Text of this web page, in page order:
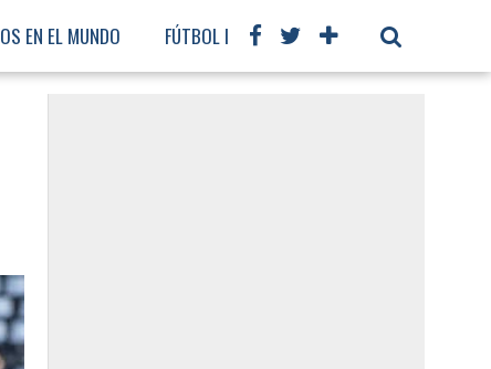
EN EL MUNDO FÚTBOL INTERNACIONAL